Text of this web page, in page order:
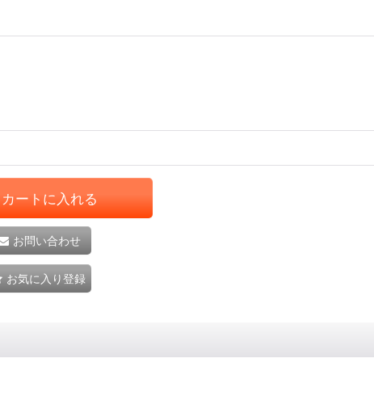
カートに入れる
お問い合わせ
お気に入り登録